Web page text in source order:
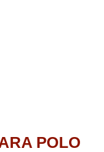
POLO